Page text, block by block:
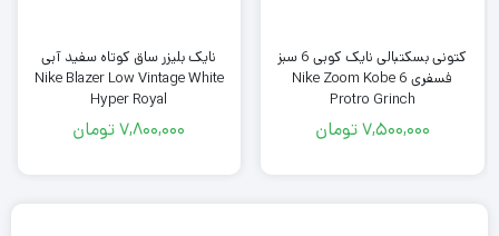
کتونی بسکتبالی نایک کوبی 6 سبز
فسفری Nike Zoom Kobe 6
Protro Grinch
7,500,000تومان
نایک بلیزر ساق کوتاه سفید آبی
Nike Blazer Low Vintage White
Hyper Royal
7,800,000تومان